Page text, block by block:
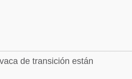
de transición están